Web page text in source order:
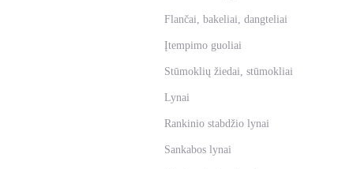
Flančai, bakeliai, dangteliai
Įtempimo guoliai
Stūmoklių žiedai, stūmokliai
Lynai
Rankinio stabdžio lynai
Sankabos lynai